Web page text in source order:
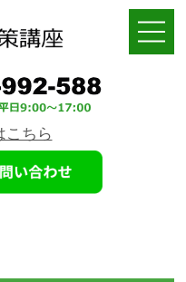
こちら